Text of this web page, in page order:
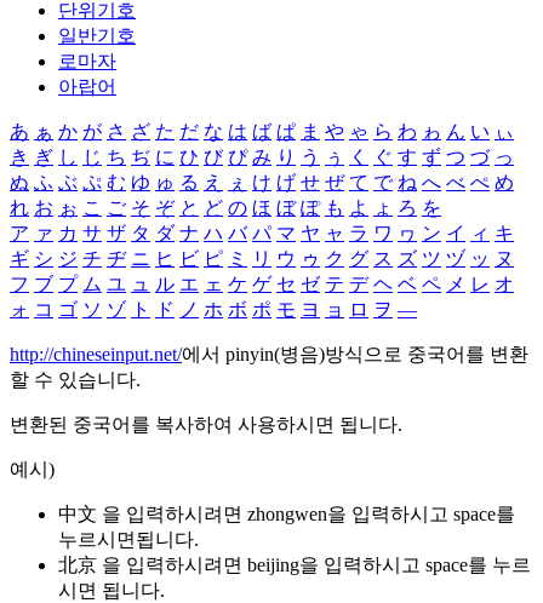
단위기호
일반기호
로마자
아랍어
あ ぁ か が さ ざ た だ な は ば ぱ ま や ゃ ら わ ゎ ん い ぃ
き ぎ し じ ち ぢ に ひ び ぴ み り う ぅ く ぐ す ず つ づ っ
ぬ ふ ぶ ぷ む ゆ ゅ る え ぇ け げ せ ぜ て で ね へ べ ぺ め
れ お ぉ こ ご そ ぞ と ど の ほ ぼ ぽ も よ ょ ろ を
ア ァ カ サ ザ タ ダ ナ ハ バ パ マ ヤ ャ ラ ワ ヮ ン イ ィ キ
ギ シ ジ チ ヂ ニ ヒ ビ ピ ミ リ ウ ゥ ク グ ス ズ ツ ヅ ッ ヌ
フ ブ プ ム ユ ュ ル エ ェ ケ ゲ セ ゼ テ デ ヘ ベ ペ メ レ オ
ォ コ ゴ ソ ゾ ト ド ノ ホ ボ ポ モ ヨ ョ ロ ヲ ―
http://chineseinput.net/에서 pinyin(병음)방식으로 중국어를 변환
할 수 있습니다.
변환된 중국어를 복사하여 사용하시면 됩니다.
예시)
中文 을 입력하시려면 zhongwen을 입력하시고 space를
누르시면됩니다.
北京 을 입력하시려면 beijing을 입력하시고 space를 누르
시면 됩니다.